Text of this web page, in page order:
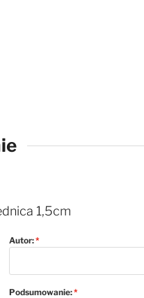
1,5cm
Autor:
Podsumowanie: